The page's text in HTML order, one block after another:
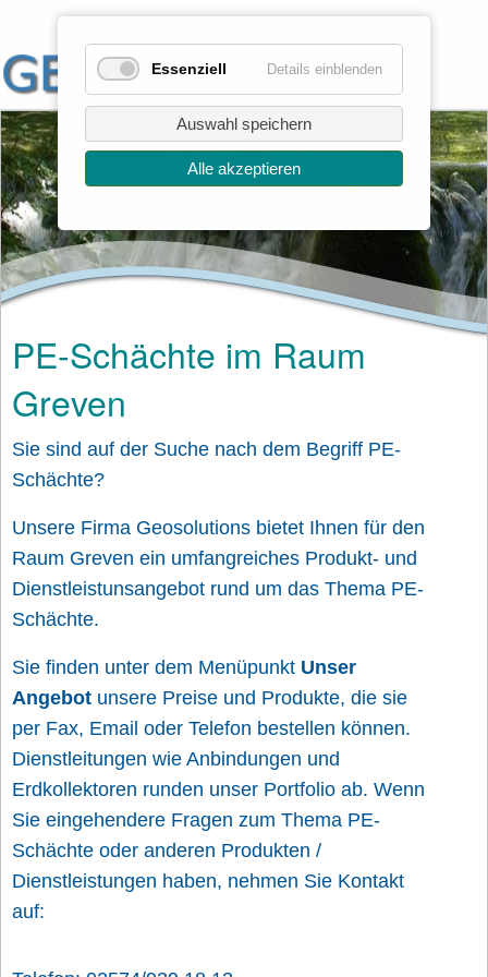
PE-Schächte im Raum
Greven
Sie sind auf der Suche nach dem Begriff PE-
Schächte?
Unsere Firma Geosolutions bietet Ihnen für den
Raum Greven ein umfangreiches Produkt- und
Dienstleistunsangebot rund um das Thema PE-
Schächte.
Sie finden unter dem Menüpunkt Unser
Angebot unsere Preise und Produkte, die sie
per Fax, Email oder Telefon bestellen können.
Dienstleitungen wie Anbindungen und
Erdkollektoren runden unser Portfolio ab. Wenn
Sie eingehendere Fragen zum Thema PE-
Schächte oder anderen Produkten /
Dienstleistungen haben, nehmen Sie Kontakt
auf:
Essenziell Details einblenden
Auswahl speichern
Alle akzeptieren